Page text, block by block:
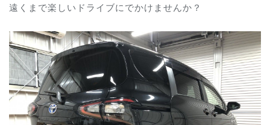
遠くまで楽しいドライブにでかけませんか？